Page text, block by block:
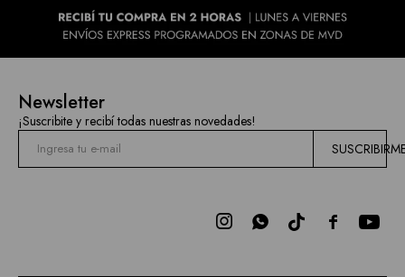
Newsletter
¡Suscribite y recibí todas nuestras novedades!

 